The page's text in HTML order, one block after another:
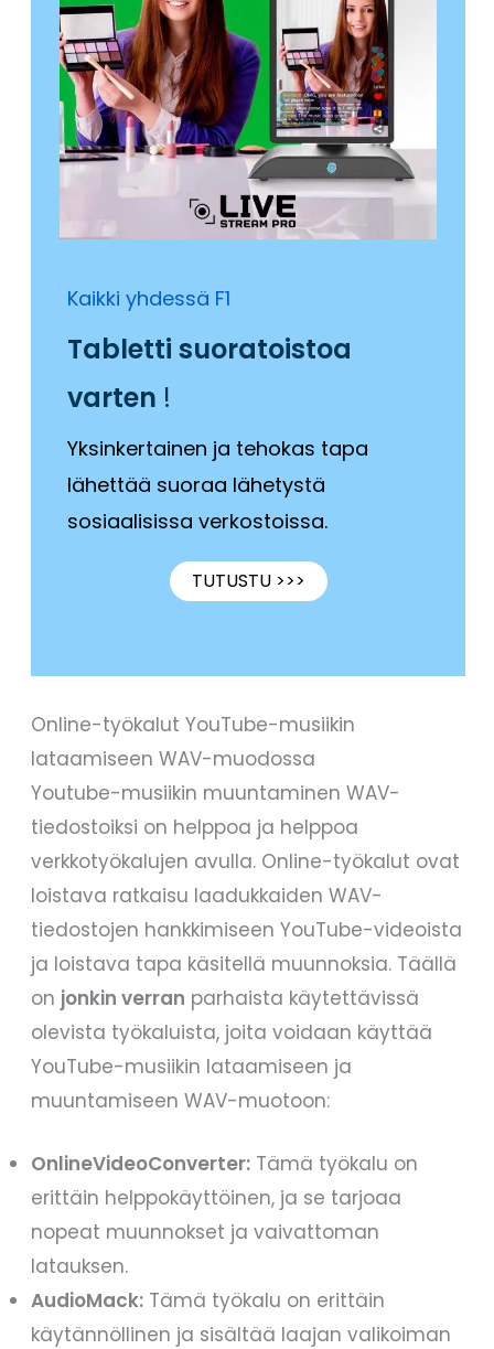
Kaikki yhdessä F1
Tabletti suoratoistoa
varten !
Yksinkertainen ja tehokas tapa
lähettää suoraa lähetystä
sosiaalisissa verkostoissa.
TUTUSTU >>>
Online-työkalut YouTube-musiikin
lataamiseen WAV-muodossa
Youtube-musiikin muuntaminen WAV-
tiedostoiksi on helppoa ja helppoa
verkkotyökalujen avulla. Online-työkalut ovat
loistava ratkaisu laadukkaiden WAV-
tiedostojen hankkimiseen YouTube-videoista
ja loistava tapa käsitellä muunnoksia. Täällä
on jonkin verran parhaista käytettävissä
olevista työkaluista, joita voidaan käyttää
YouTube-musiikin lataamiseen ja
muuntamiseen WAV-muotoon:
OnlineVideoConverter: Tämä työkalu on
erittäin helppokäyttöinen, ja se tarjoaa
nopeat muunnokset ja vaivattoman
latauksen.
AudioMack: Tämä työkalu on erittäin
käytännöllinen ja sisältää laajan valikoiman